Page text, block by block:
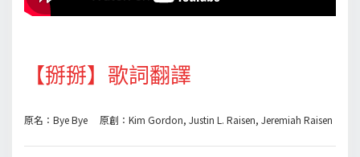
【掰掰】歌詞翻譯
原名：Bye Bye 原創：Kim Gordon, Justin L. Raisen, Jeremiah Raisen